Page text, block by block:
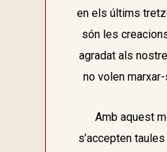
en els últims
són les
agradat als
no volen
Amb aquest
s’accepten